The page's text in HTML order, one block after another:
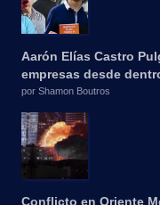
Aarón Elías Castro
empresas desde
por Shamon Boutros
Conflicto en Oriente